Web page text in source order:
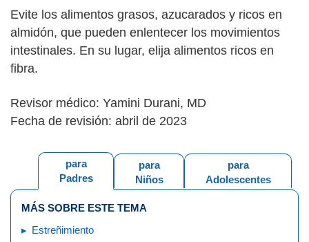
Evite los alimentos grasos, azucarados y ricos en
almidón, que pueden enlentecer los movimientos
intestinales. En su lugar, elija alimentos ricos en
fibra.
Revisor médico: Yamini Durani, MD
Fecha de revisión: abril de 2023
para
Adolescentes
para
Niños
para
Padres
MÁS SOBRE ESTE TEMA
Estreñimiento